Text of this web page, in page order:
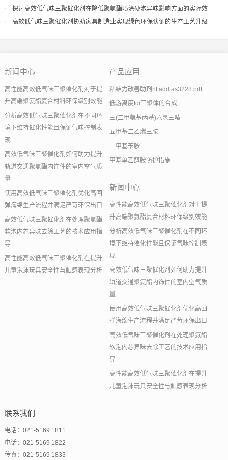
探讨高效低气味三聚催化剂在降低聚氨酯喷涂硬泡异味影响方面的实际效
果
高效低气味三聚催化剂协助家具制造业实现绿色环保认证的生产工艺升级
新闻中心
高性能高效低气味三聚催化剂对于提
升高端聚氨酯复合材料环保级别效能
分析高效低气味三聚催化剂在不同环
境下维持催化性能且保证气味控制表
现
高效低气味三聚催化剂如何助力提升
轨道交通聚氨酯内饰件的室内空气质
量
使用高效低气味三聚催化剂优化高回
弹海绵生产流程并满足严苛环保出口
高效低气味三聚催化剂在处理聚氨酯
软泡内芯异味去除工艺的技术应用指
导
高性能高效低气味三聚催化剂在提升
儿童泡沫玩具安全性与触感表现分析
产品应用
粘结力改善助剂nt add as3228.pdf
低游离度tdi三聚体的合成
三(二甲氨基丙基)六氢三嗪
五甲基二乙烯三胺
二甲基苄胺
甲基单乙醇胺防护措施
新闻中心
高性能高效低气味三聚催化剂对于提
升高端聚氨酯复合材料环保级别效能
分析高效低气味三聚催化剂在不同环
境下维持催化性能且保证气味控制表
现
高效低气味三聚催化剂如何助力提升
轨道交通聚氨酯内饰件的室内空气质
量
使用高效低气味三聚催化剂优化高回
弹海绵生产流程并满足严苛环保出口
高效低气味三聚催化剂在处理聚氨酯
软泡内芯异味去除工艺的技术应用指
导
高性能高效低气味三聚催化剂在提升
儿童泡沫玩具安全性与触感表现分析
联系我们
电话：021-5169 1811
电话：021-5169 1822
传真：021-5169 1833